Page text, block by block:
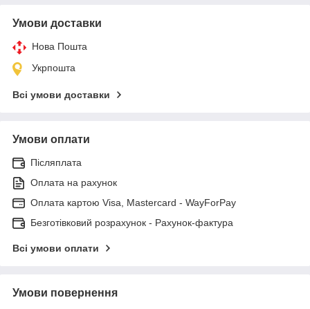
Умови доставки
Нова Пошта
Укрпошта
Всі умови доставки
Умови оплати
Післяплата
Оплата на рахунок
Оплата картою Visa, Mastercard - WayForPay
Безготівковий розрахунок - Рахунок-фактура
Всі умови оплати
Умови повернення